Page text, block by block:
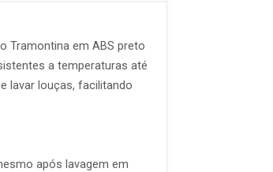
Tramontina em ABS preto
a temperaturas até
lavar louças, facilitando
após lavagem em